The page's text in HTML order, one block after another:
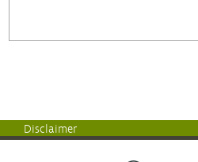
Disclaimer